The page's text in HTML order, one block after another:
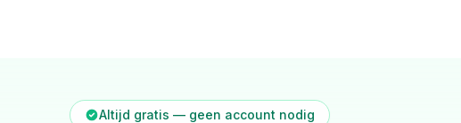
Altijd gratis — geen account nodig